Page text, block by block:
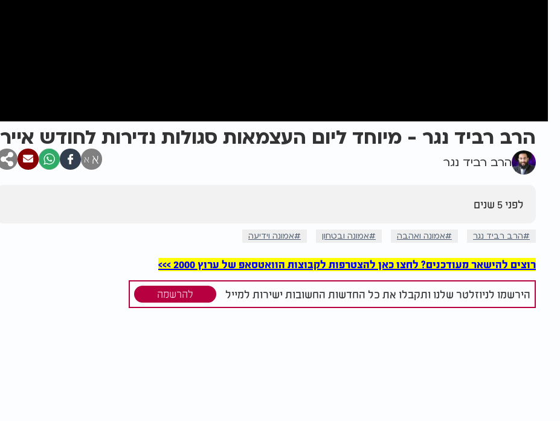
הרב רביד נגר - מיוחד ליום העצמאות סגולות נדירות לחודש אייר
הרב רביד נגר א א
לפני 5 שנים
הרב רביד נגר אמונה ואהבה אמונה ובטחון אמונה וידיעה
רוצים להישאר מעודכנים? לחצו כאן להצטרפות לקבוצות הוואטסאפ של ערוץ 2000 >>>
הירשמו לניוזלטר שלנו ותקבלו את כל החדשות החשובות ישירות למייל להרשמה